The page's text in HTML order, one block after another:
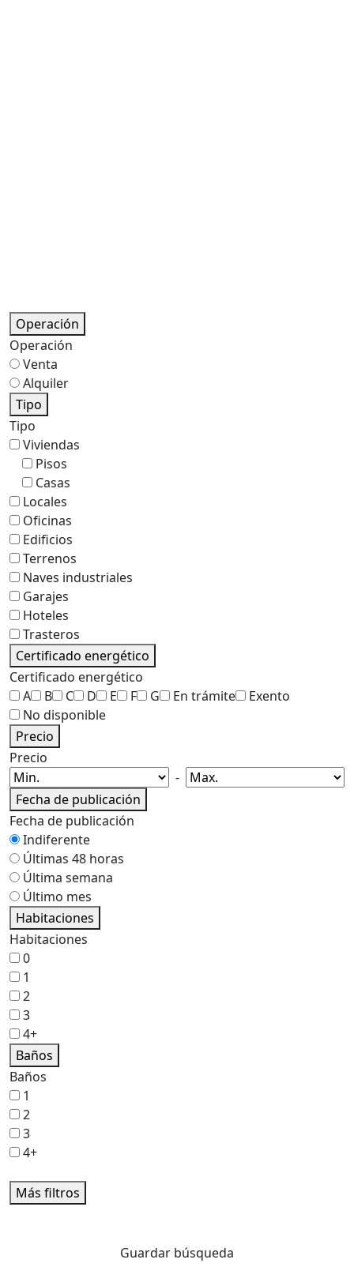
Operación
Venta
Alquiler
Tipo
Tipo
Viviendas
Pisos
Casas
Locales
Oficinas
Edificios
Terrenos
Naves industriales
Garajes
Hoteles
Trasteros
Certificado energético
Certificado energético
A
B C D E F
No disponible
Precio
Precio
Fecha de publicación
Fecha de publicación
Indiferente
Últimas 48 horas
Última semana
Último mes
Habitaciones
Habitaciones
0
1
2
3
4+
Baños
Baños
1
2
3
4+